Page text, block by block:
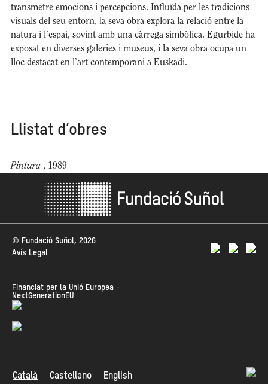
transmetre emocions i percepcions. Influïda per les tradicions
visuals del seu entorn, la seva obra explora la relació entre la
natura i l’espai, sovint amb una càrrega simbòlica. Egurbide ha
exposat en diverses galeries i museus, i la seva obra ocupa un
lloc destacat en l’art contemporani a Euskadi.
Llistat d’obres
Pintura , 1989
© Fundació Suñol, 2026
Avís Legal
Financiat per la Unió Europea -
NextGenerationEU
Català Castellano English